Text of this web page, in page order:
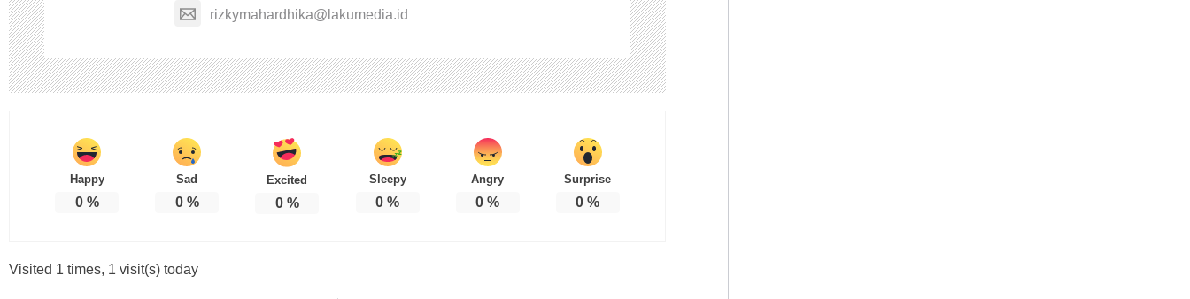
rizkymahardhika@lakumedia.id
Happy
0%
Sad
0%
Excited
0%
Sleepy
0 %
Angry
0 %
Surprise
0 %
Visited 1 times, 1 visit(s) today